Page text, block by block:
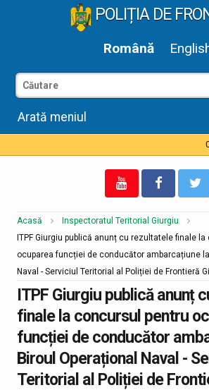
POLIȚIA DE
Română
Arată meniul
Acasă
Inspectoratul Teritorial Giurgiu
ITPF Giurgiu publică anunț cu rezultatele finale
ocuparea funcției de conducător ambarcațiune
Naval - Serviciul Teritorial al Poliției de Frontieră
ITPF Giurgiu publică anunț
finale la concursul pentru
funcției de conducător
Biroul Operațional Naval -
Teritorial al Poliției de